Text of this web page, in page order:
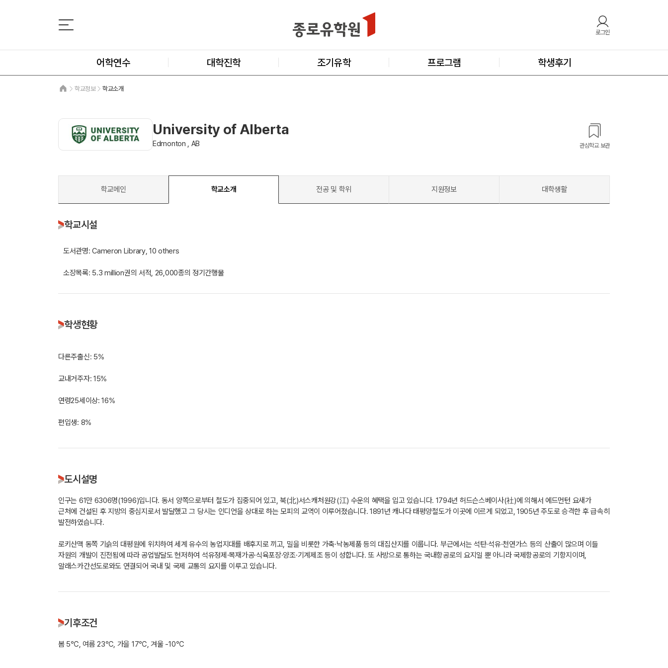
로그인
어학연수 대학진학 조기유학 프로그램 학생후기
학교정보 학교소개
University of Alberta
Edmonton , AB 관심학교 보관
학교메인 학교소개 전공 및 학위 지원정보 대학생활
학교시설
도서관명: Cameron Library, 10 others
소장목록: 5.3 million권의 서적, 26,000종의 정기간행물
학생현황
다른주출신: 5%
교내거주자: 15%
연령25세이상: 16%
도시설명
인구는 61만 6306명(1996)입니다. 동서 양쪽으로부터 철도가 집중되어 있고, 북(北)서스캐처원강(江) 수운의 혜택을 입고 있습니다. 1794년 허드슨스베이사(社)에 의해서 에드먼턴 요새가
근처에 건설된 후 지방의 중심지로서 발달했고 그 당시는 인디언을 상대로 하는 모피의 교역이 이루어졌습니다. 1891년 캐나다 태평양철도가 이곳에 이르게 되었고, 1905년 주도로 승격한 후 급속히
발전하였습니다.
로키산맥 동쪽 기슭의 대평원에 위치하여 세계 유수의 농업지대를 배후지로 끼고, 밀을 비롯한 가축·낙농제품 등의 대집산지를 이룹니다. 부근에서는 석탄·석유·천연가스 등의 산출이 많으며 이들
자원의 개발이 진전됨에 따라 공업발달도 현저하여 석유정제·목재가공·식육포장·양조·기계제조 등이 성합니다. 또 사방으로 통하는 국내항공로의 요지일 뿐 아니라 국제항공로의 기항지이며,
알래스카간선도로와도 연결되어 국내 및 국제 교통의 요지를 이루고 있습니다.
기후조건
봄 5℃, 여름 23℃, 가을 17℃, 겨울 -10℃